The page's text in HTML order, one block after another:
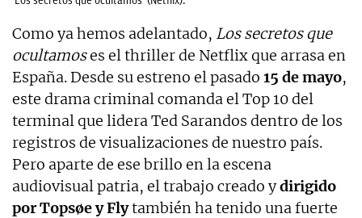
Como ya hemos adelantado, Los secretos que
ocultamoses el thriller de Netflix que arrasa en
España. Desde su estreno el pasado 15 de mayo,
este drama criminal comanda el Top 10 del
terminal que lidera Ted Sarandos dentro de los
registros de visualizaciones de nuestro país.
Pero aparte de ese brillo en la escena
audiovisual patria, el trabajo creado ydirigido
por Topsøe y Flytambién ha tenido una fuerte